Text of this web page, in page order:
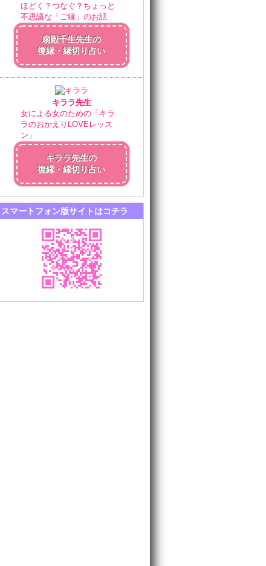
ほどく？つなぐ？ちょっと
不思議な「ご縁」のお話
扇殿千生先生の
復縁・縁切り占い
キララ先生
女による女のための「キラ
ラのおかえりLOVEレッス
ン」
キララ先生の
復縁・縁切り占い
スマートフォン版サイトはコチラ